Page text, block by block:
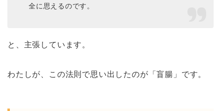
全に思えるのです。
と、主張しています。
わたしが、この法則で思い出したのが「盲腸」です。